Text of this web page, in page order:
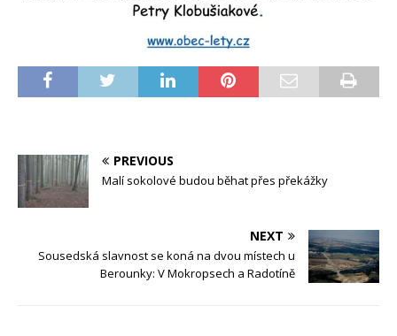
PREVIOUS
Malí sokolové budou běhat přes překážky
NEXT
Sousedská slavnost se koná na dvou místech u
Berounky: V Mokropsech a Radotíně